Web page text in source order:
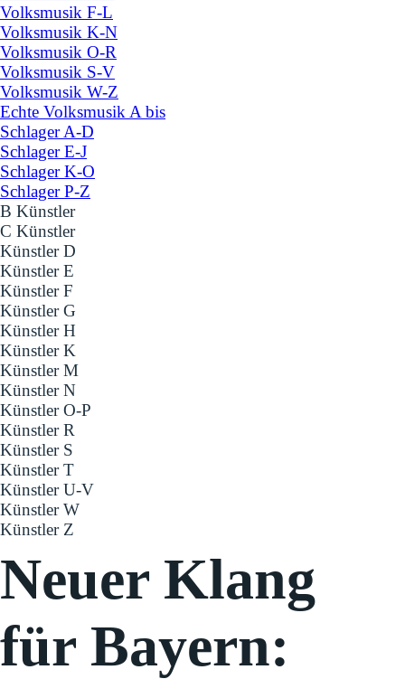
Volksmusik F-L
Volksmusik K-N
Volksmusik O-R
Volksmusik S-V
Volksmusik W-Z
Echte Volksmusik A bis
Schlager A-D
Schlager E-J
Schlager K-O
Schlager P-Z
B Künstler
C Künstler
Künstler D
Künstler E
Künstler F
Künstler G
Künstler H
Künstler K
Künstler M
Künstler N
Künstler O-P
Künstler R
Künstler S
Künstler T
Künstler U-V
Künstler W
Künstler Z
Neuer Klang
für Bayern: